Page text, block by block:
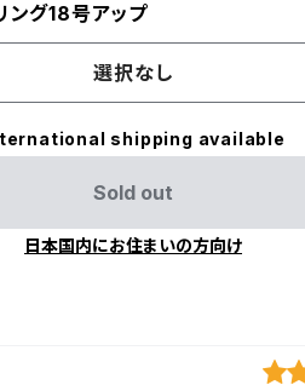
ング18号アップ
選択なし
shipping available
Sold out
日本国内にお住まいの方向け